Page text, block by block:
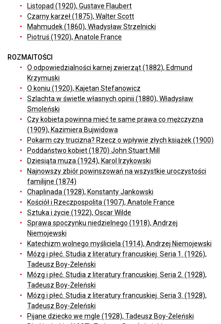
Listopad (1920), Gustave Flaubert
Czarny karzeł (1875), Walter Scott
Mahmudek (1860), Władysław Strzelnicki
Piotruś (1920), Anatole France
ROZMAITOŚCI
O odpowiedzialności karnej zwierząt (1882), Edmund
Krzymuski
O koniu (1920), Kajetan Stefanowicz
Szlachta w świetle własnych opinii (1880), Władysław
Smoleński
Czy kobieta powinna mieć te same prawa co mężczyzna
(1909), Kazimiera Bujwidowa
Pokarm czy trucizna? Rzecz o wpływie złych książek (1900)
Poddaństwo kobiet (1870) John Stuart Mill
Dziesiąta muza (1924), Karol Irzykowski
Najnowszy zbiór powinszowań na wszystkie uroczystości
familijne (1874)
Chaplinada (1928), Konstanty Jankowski
Kościół i Rzeczpospolita (1907), Anatole France
Sztuka i życie (1922), Oscar Wilde
Sprawa spoczynku niedzielnego (1918), Andrzej
Niemojewski
Katechizm wolnego myśliciela (1914), Andrzej Niemojewski
Mózg i płeć. Studia z literatury francuskiej. Seria 1. (1926),
Tadeusz Boy-Żeleński
Mózg i płeć. Studia z literatury francuskiej. Seria 2. (1928),
Tadeusz Boy-Żeleński
Mózg i płeć. Studia z literatury francuskiej. Seria 3. (1928),
Tadeusz Boy-Żeleński
Pijane dziecko we mgle (1928), Tadeusz Boy-Żeleński